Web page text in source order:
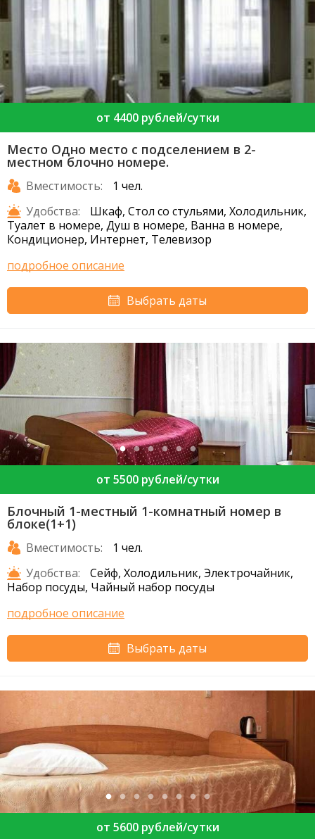
от 4400 рублей/сутки
Место Одно место с подселением в 2-
местном блочно номере.
Вместимость:
1 чел.
Удобства:
Шкаф, Стол со стульями, Холодильник,
Туалет в номере, Душ в номере, Ванна в номере,
Кондиционер, Интернет, Телевизор
подробное описание
Выбрать даты
от 5500 рублей/сутки
Блочный 1-местный 1-комнатный номер в
блоке(1+1)
Вместимость:
1 чел.
Удобства:
Сейф, Холодильник, Электрочайник,
Набор посуды, Чайный набор посуды
подробное описание
Выбрать даты
от 5600 рублей/сутки